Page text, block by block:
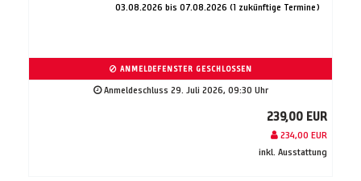
03.08.2026 bis 07.08.2026 (1 zukünftige Termine)
ANMELDEFENSTER GESCHLOSSEN
Anmeldeschluss 29. Juli 2026, 09:30 Uhr
239,00 EUR
234,00 EUR
inkl. Ausstattung